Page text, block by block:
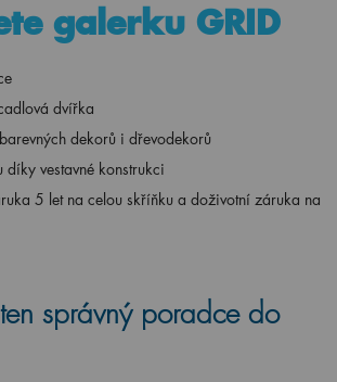
galerku GRID
dvířka
dekorů i dřevodekorů
díky vestavné konstrukci
5 let na celou skříňku a doživotní záruka na
správný poradce do